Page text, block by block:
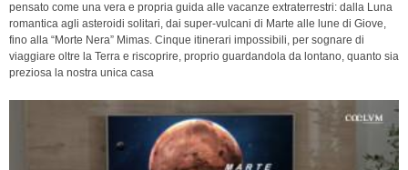
pensato come una vera e propria guida alle vacanze extraterrestri: dalla Luna
romantica agli asteroidi solitari, dai super-vulcani di Marte alle lune di Giove,
fino alla “Morte Nera” Mimas. Cinque itinerari impossibili, per sognare di
viaggiare oltre la Terra e riscoprire, proprio guardandola da lontano, quanto sia
preziosa la nostra unica casa